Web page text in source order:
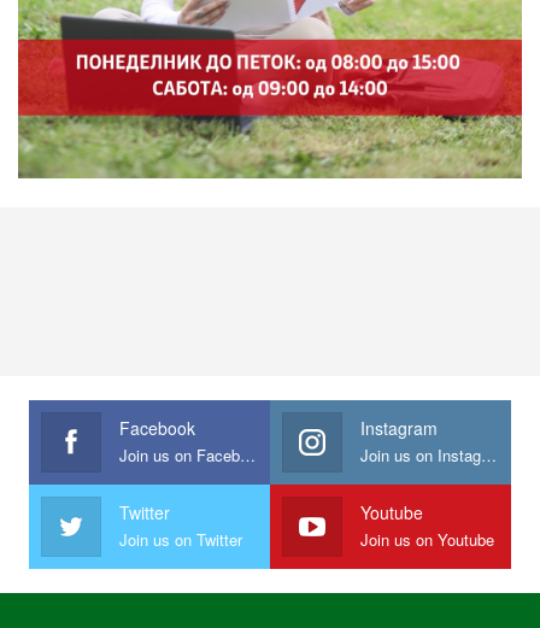
Facebook
Join us on Facebook
Instagram
Join us on Instagram
Twitter
Join us on Twitter
Youtube
Join us on Youtube